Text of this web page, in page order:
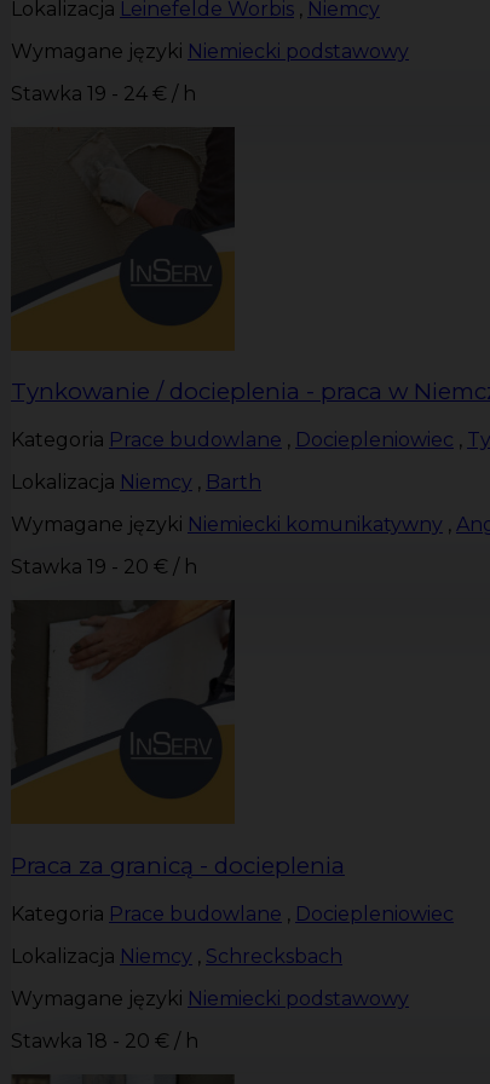
Lokalizacja Leinefelde Worbis , Niemcy
Wymagane języki Niemiecki podstawowy
Stawka 19 - 24 € / h
Tynkowanie / docieplenia - praca w
Kategoria Prace budowlane , Dociepleniowiec ,
Lokalizacja Niemcy , Barth
Wymagane języki Niemiecki komunikatywny ,
Stawka 19 - 20 € / h
Praca za granicą - docieplenia
Kategoria Prace budowlane , Dociepleniowiec
Lokalizacja Niemcy , Schrecksbach
Wymagane języki Niemiecki podstawowy
Stawka 18 - 20 € / h